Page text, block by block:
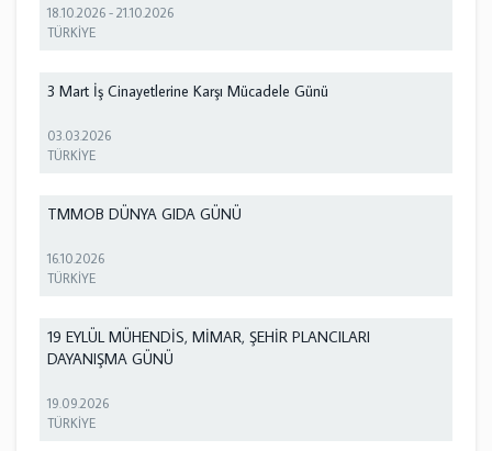
18.10.2026 -21.10.2026
TÜRKİYE
3 Mart İş Cinayetlerine Karşı Mücadele Günü
03.03.2026
TÜRKİYE
TMMOB DÜNYA GIDA GÜNÜ
16.10.2026
TÜRKİYE
19 EYLÜL MÜHENDİS, MİMAR, ŞEHİR PLANCILARI
DAYANIŞMA GÜNÜ
19.09.2026
TÜRKİYE